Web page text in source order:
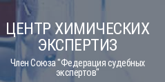
Skip
to
content
ЦЕНТР ХИМИЧЕСКИХ
ЭКСПЕРТИЗ
Член Союза "Федерация судебных
экспертов"